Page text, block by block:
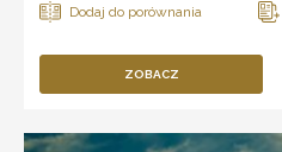
ZOBACZ